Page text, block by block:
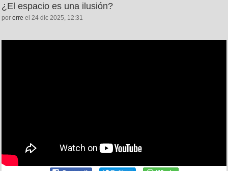
¿El espacio es una ilusión?
por erre el 24 dic 2025, 12:31